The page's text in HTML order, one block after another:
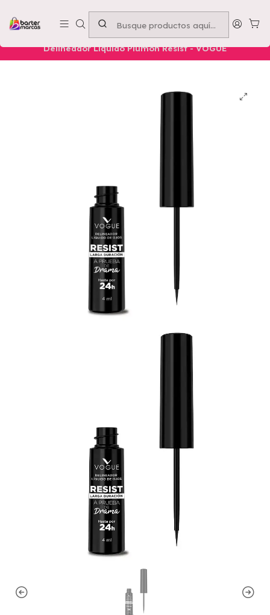
Emprende con nosotros -Compra mínima $50.000
Nuestros Productos Belleza Ojos
Delineador Líquido Plumón Resist - VOGUE